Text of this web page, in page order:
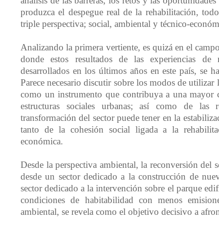
produzca el despegue real de la rehabilitación,
triple perspectiva; social, ambiental y técnico-
Analizando la primera vertiente, es quizá en el
donde estos resultados de las experiencias de
desarrollados en los últimos años en este país, se
Parece necesario discutir sobre los modos de
como un instrumento que contribuya a una mayor
estructuras sociales urbanas; así como de las
transformación del sector puede tener en la
tanto de la cohesión social ligada a la
económica.
Desde la perspectiva ambiental, la reconversión del
desde un sector dedicado a la construcción de
sector dedicado a la intervención sobre el parque
condiciones de habitabilidad con menos
ambiental, se revela como el objetivo decisivo a